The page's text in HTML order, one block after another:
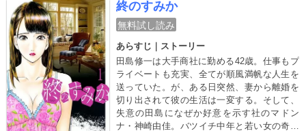
終のすみか
無料試し読み
あらすじ｜ストーリー
田島修一は大手商社に勤める42歳。仕事もプ
ライベートも充実、全てが順風満帆な人生を
送っていた。が、ある日突然、妻から離婚を
切り出されて彼の生活は一変する。そして、
失意の田島になぜか好意を示す社のマドン
ナ・神崎由佳。バツイチ中年と若い女の奇妙